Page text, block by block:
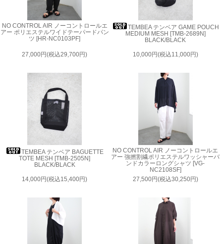
NO CONTROL AIR ノーコントロールエ
アー ポリエステルワイドテーパードパン
ツ [HR-NC0103PF]
27,000円(税込29,700円)
TEMBEA テンベア GAME POUCH
MEDIUM MESH [TMB-2689N]
BLACK/BLACK
10,000円(税込11,000円)
TEMBEA テンベア BAGUETTE
TOTE MESH [TMB-2505N]
BLACK/BLACK
14,000円(税込15,400円)
NO CONTROL AIR ノーコントロールエ
アー 強撚割繊ポリエステルワッシャーバ
ンドカラーロングシャツ [VG-
NC2108SF]
27,500円(税込30,250円)